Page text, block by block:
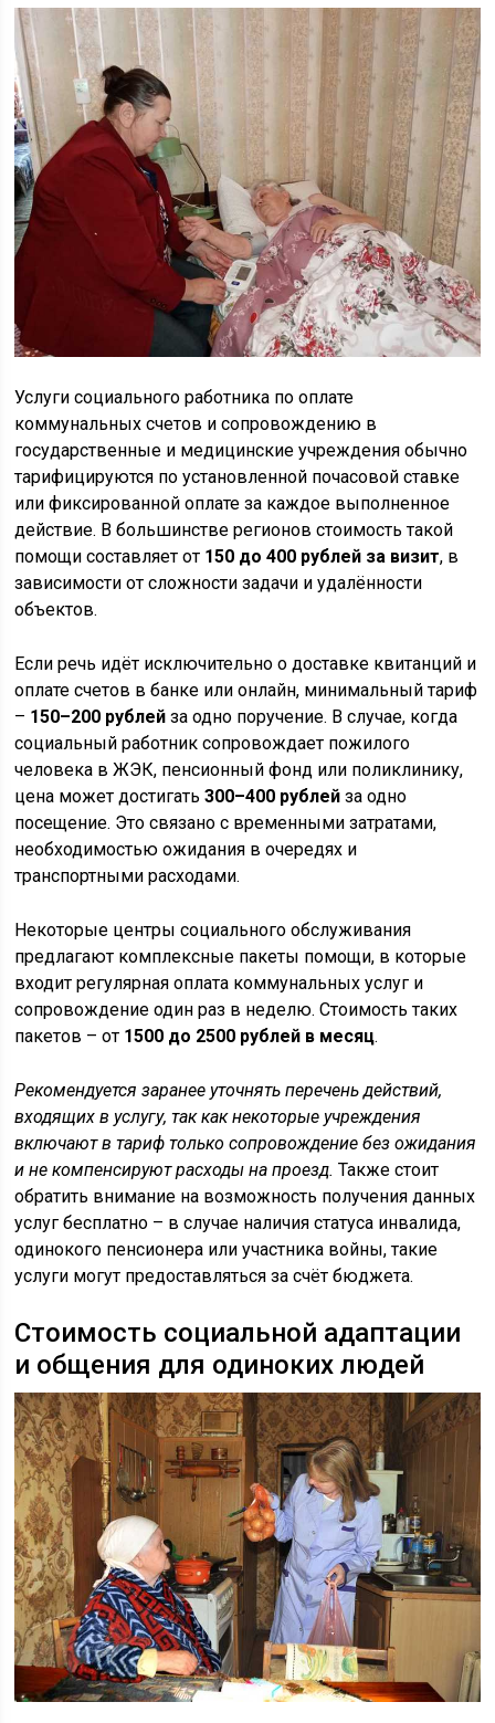
Услуги социального работника по оплате
коммунальных счетов и сопровождению в
государственные и медицинские учреждения обычно
тарифицируются по установленной почасовой ставке
или фиксированной оплате за каждое выполненное
действие. В большинстве регионов стоимость такой
помощи составляет от 150 до 400 рублей за визит, в
зависимости от сложности задачи и удалённости
объектов.
Если речь идёт исключительно о доставке квитанций и
оплате счетов в банке или онлайн, минимальный тариф
– 150–200 рублей за одно поручение. В случае, когда
социальный работник сопровождает пожилого
человека в ЖЭК, пенсионный фонд или поликлинику,
цена может достигать300–400 рублей за одно
посещение. Это связано с временными затратами,
необходимостью ожидания в очередях и
транспортными расходами.
Некоторые центры социального обслуживания
предлагают комплексные пакеты помощи, в которые
входит регулярная оплата коммунальных услуг и
сопровождение один раз в неделю. Стоимость таких
пакетов – от 1500 до 2500 рублей в месяц.
Рекомендуется заранее уточнять перечень действий,
входящих в услугу, так как некоторые учреждения
включают в тариф только сопровождение без ожидания
и не компенсируют расходы на проезд. Также стоит
обратить внимание на возможность получения данных
услуг бесплатно – в случае наличия статуса инвалида,
одинокого пенсионера или участника войны, такие
услуги могут предоставляться за счёт бюджета.
Стоимость социальной адаптации
и общения для одиноких людей